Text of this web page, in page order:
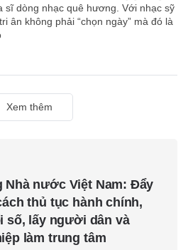
sĩ dòng nhạc quê hương. Với nhạc sỹ
ân không phải “chọn ngày” mà đó là
Xem thêm
Nhà nước Việt Nam: Đẩy
thủ tục hành chính,
số, lấy người dân và
làm trung tâm